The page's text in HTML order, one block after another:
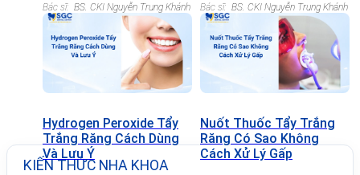
Bác sĩ: BS. CKI Nguyễn Trung Khánh Bác sĩ: BS. CKI Nguyễn Trung Khánh
Hydrogen Peroxide Tẩy
Trắng Răng Cách Dùng
Và Lưu Ý
Nuốt Thuốc Tẩy Trắng
Răng Có Sao Không
Cách Xử Lý Gấp
KIẾN THỨC NHA KHOA